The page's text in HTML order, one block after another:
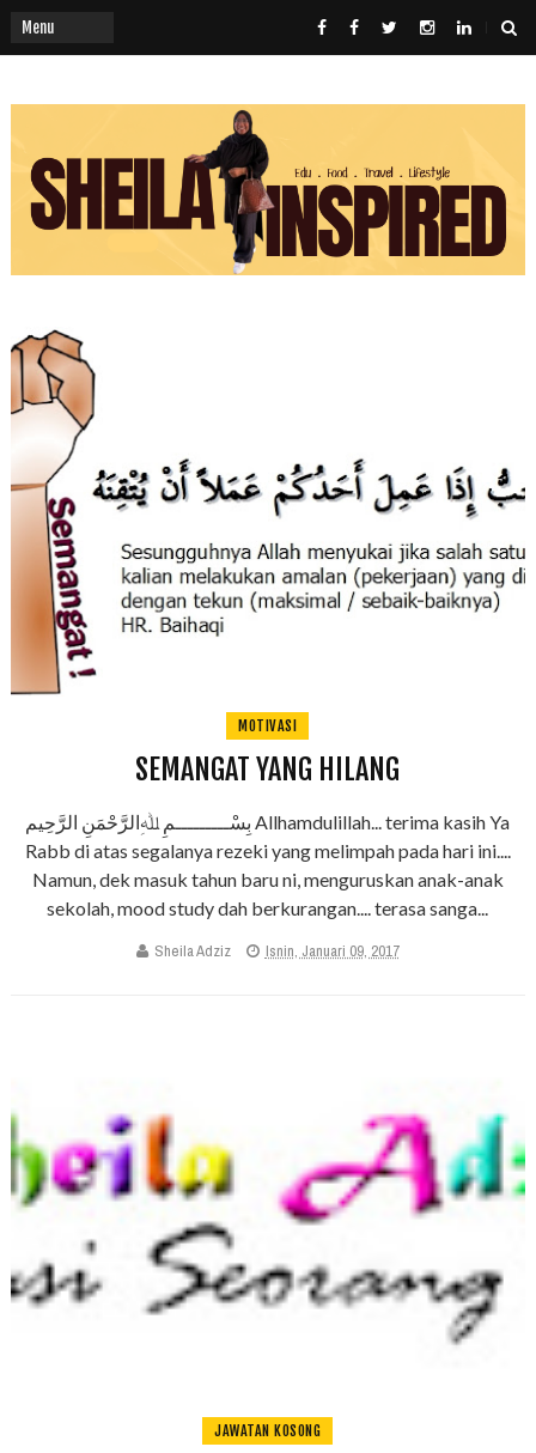
MOTIVASI
SEMANGAT YANG HILANG
بِسْـــــــــمِ ﷲِالرَّحْمَنِ الرَّحِيم Allhamdulillah... terima kasih Ya
Rabb di atas segalanya rezeki yang melimpah pada hari ini....
Namun, dek masuk tahun baru ni, menguruskan anak-anak
sekolah, mood study dah berkurangan.... terasa sanga...
Sheila Adziz Isnin, Januari 09, 2017
JAWATAN KOSONG